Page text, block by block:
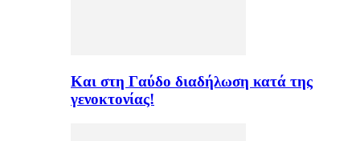
Και στη Γαύδο διαδήλωση κατά της
γενοκτονίας!